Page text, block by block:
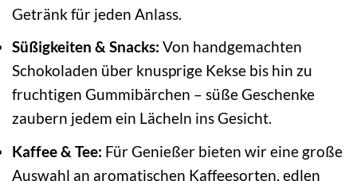
Getränk für jeden Anlass.
Süßigkeiten & Snacks: Von handgemachten
Schokoladen über knusprige Kekse bis hin zu
fruchtigen Gummibärchen – süße Geschenke
zaubern jedem ein Lächeln ins Gesicht.
Kaffee & Tee: Für Genießer bieten wir eine große
Auswahl an aromatischen Kaffeesorten, edlen